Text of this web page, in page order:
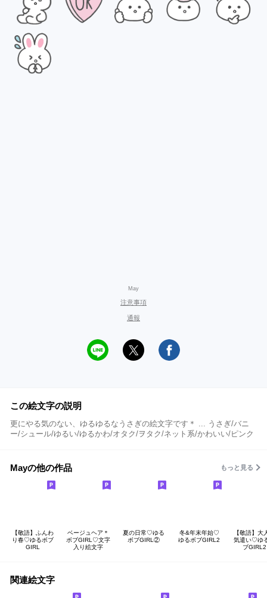
May
注意事項
通報
この絵文字の説明
更にやる気のない、ゆるゆるなうさぎの絵文字です＊ ... うさぎ/バニ
ー/シュール/ゆるい/ゆるかわ/オタク/ヲタク/ネット系/かわいい/ピンク
Mayの他の作品 もっと見る
【敬語】ふんわ
り春♡ゆるボブ
GIRL
ベージュヘア＊
ボブGIRL♡文字
入り絵文字
夏の日常♡ゆる
ボブGIRL②
冬&年末年始♡
ゆるボブGIRL2
【敬語】大
気遣い♡ゆ
ブGIRL2
関連絵文字